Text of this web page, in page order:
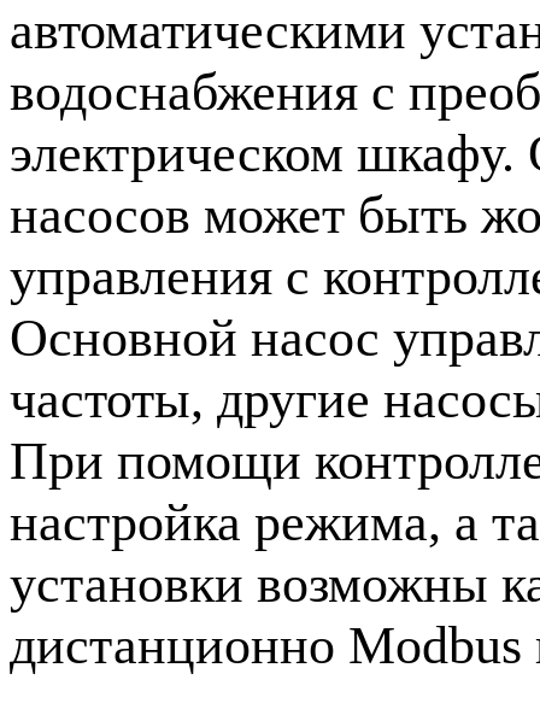
автоматическими
водоснабжения c
электрическом
насосов может быть
управления с
Основной насос
частоты, другие
При помощи
настройка режима, а
установки возможны
дистанционно